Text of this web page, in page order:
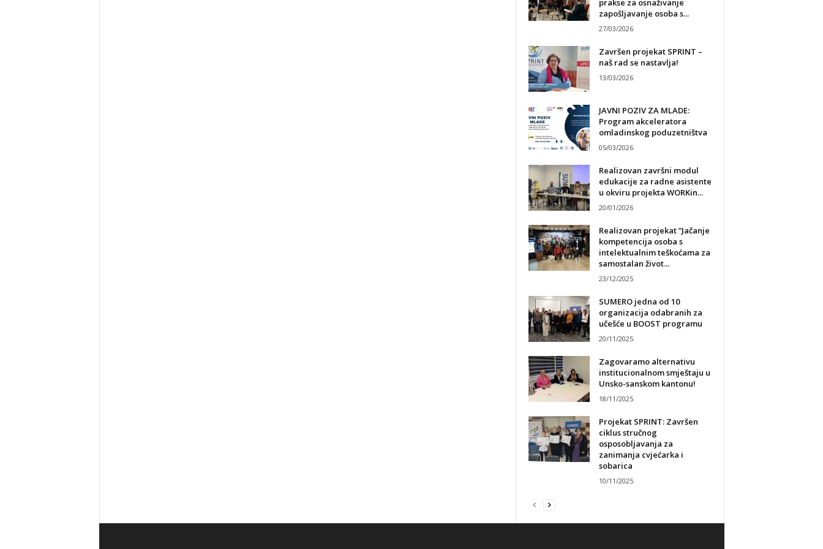
prakse za osnaživanje
zapošljavanje osoba s...
27/03/2026
Završen projekat SPRINT –
naš rad se nastavlja!
13/03/2026
JAVNI POZIV ZA MLADE:
Program akceleratora
omladinskog poduzetništva
05/03/2026
Realizovan završni modul
edukacije za radne asistente
u okviru projekta WORKin...
20/01/2026
Realizovan projekat ”Jačanje
kompetencija osoba s
intelektualnim teškoćama za
samostalan život...
23/12/2025
SUMERO jedna od 10
organizacija odabranih za
učešće u BOOST programu
20/11/2025
Zagovaramo alternativu
institucionalnom smještaju u
Unsko-sanskom kantonu!
18/11/2025
Projekat SPRINT: Završen
ciklus stručnog
osposobljavanja za
zanimanja cvjećarka i
sobarica
10/11/2025